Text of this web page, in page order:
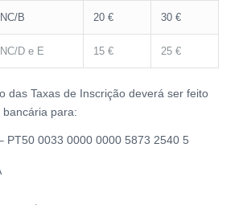
B 20 € 30 €
D e E 15 € 25 €
das Taxas de Inscrição deverá ser feito
para:
PT50 0033 0000 0000 5873 2540 5